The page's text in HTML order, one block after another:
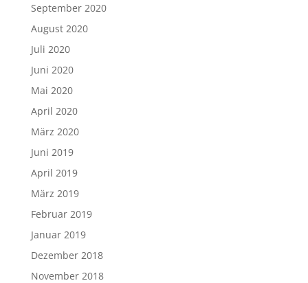
September 2020
August 2020
Juli 2020
Juni 2020
Mai 2020
April 2020
März 2020
Juni 2019
April 2019
März 2019
Februar 2019
Januar 2019
Dezember 2018
November 2018